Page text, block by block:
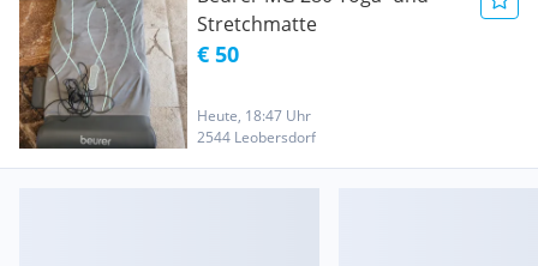
Stretchmatte
€ 50
Heute, 18:47 Uhr
2544 Leobersdorf